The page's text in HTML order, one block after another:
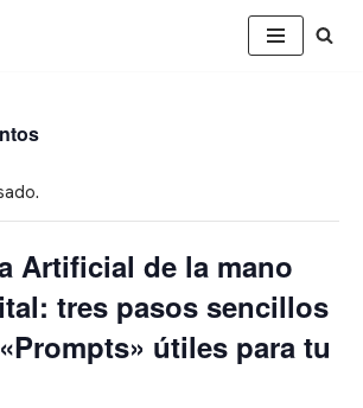
Artificial de la mano
tres pasos sencillos
útiles para tu